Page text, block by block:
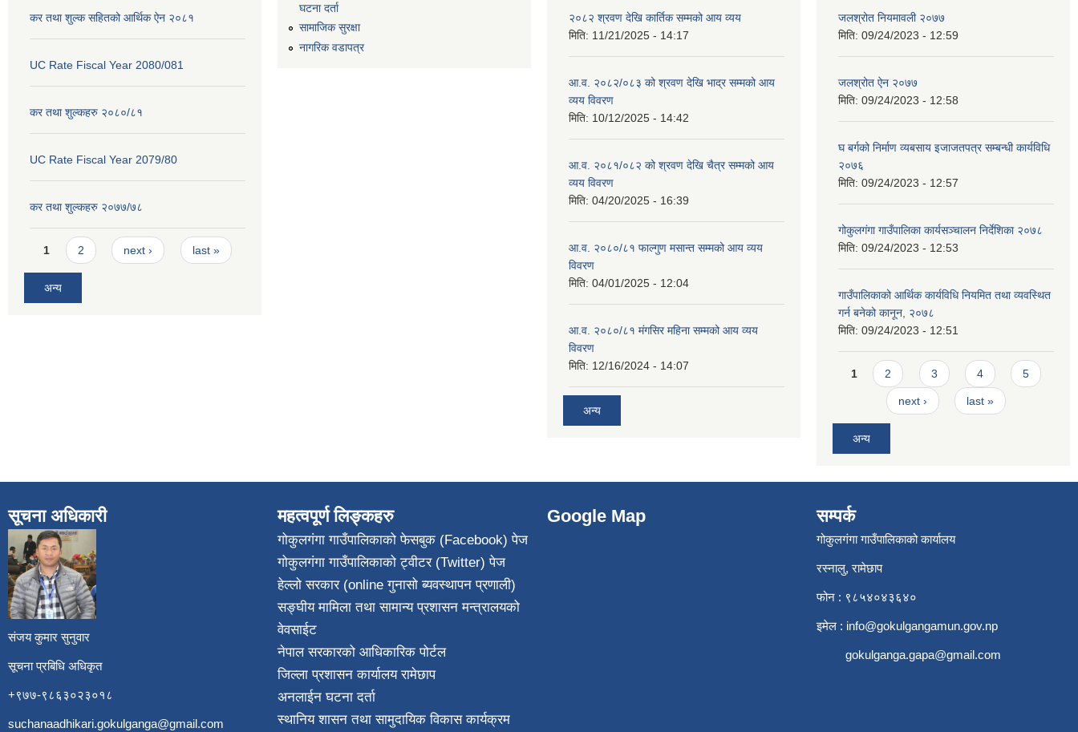
कर तथा शुल्क सहितको आर्थिक ऐन २०८१
UC Rate Fiscal Year 2080/081
कर तथा शुल्कहरु २०८०/८१
UC Rate Fiscal Year 2079/80
कर तथा शुल्कहरु २०७७/७८
Pages
1 2 next › last »
अन्य
घटना दर्ता
सामाजिक सुरक्षा
नागरिक वडापत्र
२०८२ श्रवण देखि कार्तिक सम्मको आय व्यय
मिति: 11/21/2025 - 14:17
आ.व. २०८२/०८३ को श्रवण देखि भाद्र सम्मको आय
व्यय विवरण
मिति: 10/12/2025 - 14:42
आ.व. २०८१/०८२ को श्रवण देखि चैत्र सम्मको आय
व्यय विवरण
मिति: 04/20/2025 - 16:39
आ.व. २०८०/८१ फाल्गुण मसान्त सम्मको आय व्यय
विवरण
मिति: 04/01/2025 - 12:04
आ.व. २०८०/८१ मंगसिर महिना सम्मको आय व्यय
विवरण
मिति: 12/16/2024 - 14:07
अन्य
जलश्रोत नियमावली २०७७
मिति: 09/24/2023 - 12:59
जलश्रोत ऐन २०७७
मिति: 09/24/2023 - 12:58
घ बर्गको निर्माण व्यबसाय इजाजतपत्र सम्बन्धी कार्यविधि
२०७६
मिति: 09/24/2023 - 12:57
गोकुलगंगा गाउँपालिका कार्यसञ्चालन निर्देशिका २०७८
मिति: 09/24/2023 - 12:53
गाउँपालिकाको आर्थिक कार्यविधि नियमित तथा व्यवस्थित
गर्न बनेको कानून, २०७८
मिति: 09/24/2023 - 12:51
Pages
1 2 3 4 5
next › last »
अन्य
सूचना अधिकारी
संजय कुमार सुनुवार
सूचना प्रबिधि अधिकृत
+९७७-९८६३०२३०१८
suchanaadhikari.gokulganga@gmail.com
महत्वपूर्ण लिङ्कहरु
गोकुलगंगा गाउँपालिकाको फेसबुक (Facebook) पेज
गोकुलगंगा गाउँपालिकाको ट्वीटर (Twitter) पेज
हेल्लो सरकार (online गुनासो ब्यवस्थापन प्रणाली)
सङ्घीय मामिला तथा सामान्य प्रशासन मन्त्रालयको
वेवसाईट
नेपाल सरकारको आधिकारिक पोर्टल
जिल्ला प्रशासन कार्यालय रामेछाप
अनलाईन घटना दर्ता
स्थानिय शासन तथा सामुदायिक विकास कार्यक्रम
Google Map सम्पर्क
गोकुलगंगा गाउँपालिकाको कार्यालय
रस्नालु, रामेछाप
फोन : ९८५४०४३६४०
इमेल : info@gokulgangamun.gov.np
gokulganga.gapa@gmail.com